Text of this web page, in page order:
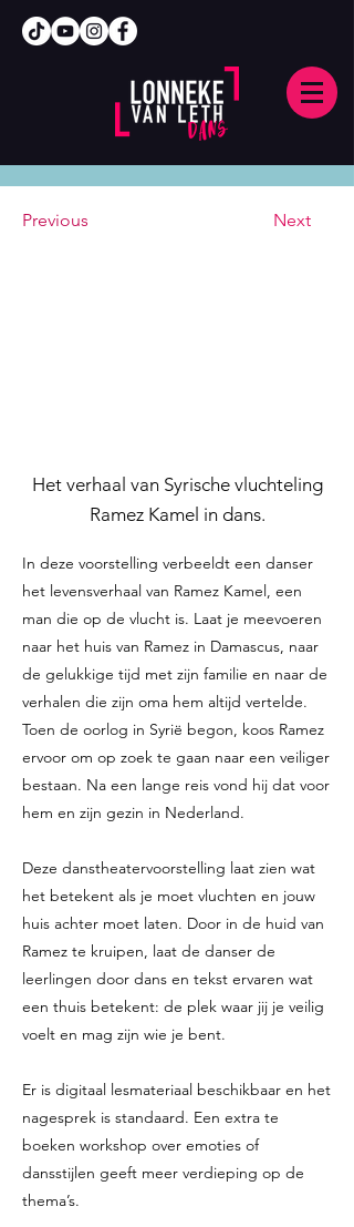
Previous Next
Het verhaal van Syrische vluchteling
Ramez Kamel in dans.
In deze voorstelling verbeeldt een danser
het levensverhaal van Ramez Kamel, een
man die op de vlucht is. Laat je meevoeren
naar het huis van Ramez in Damascus, naar
de gelukkige tijd met zijn familie en naar de
verhalen die zijn oma hem altijd vertelde.
Toen de oorlog in Syrië begon, koos Ramez
ervoor om op zoek te gaan naar een veiliger
bestaan. Na een lange reis vond hij dat voor
hem en zijn gezin in Nederland.
Deze danstheatervoorstelling laat zien wat
het betekent als je moet vluchten en jouw
huis achter moet laten. Door in de huid van
Ramez te kruipen, laat de danser de
leerlingen door dans en tekst ervaren wat
een thuis betekent: de plek waar jij je veilig
voelt en mag zijn wie je bent.
Er is digitaal lesmateriaal beschikbaar en het
nagesprek is standaard. Een extra te
boeken workshop over emoties of
dansstijlen geeft meer verdieping op de
thema’s.